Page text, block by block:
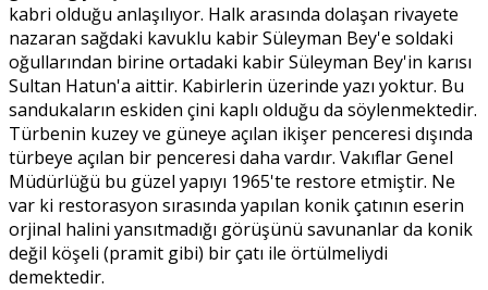
kabri olduğu anlaşılıyor. Halk arasında dolaşan rivayete
nazaran sağdaki kavuklu kabir Süleyman Bey'e soldaki
oğullarından birine ortadaki kabir Süleyman Bey'in karısı
Sultan Hatun'a aittir. Kabirlerin üzerinde yazı yoktur. Bu
sandukaların eskiden çini kaplı olduğu da söylenmektedir.
Türbenin kuzey ve güneye açılan ikişer penceresi dışında
türbeye açılan bir penceresi daha vardır. Vakıflar Genel
Müdürlüğü bu güzel yapıyı 1965'te restore etmiştir. Ne
var ki restorasyon sırasında yapılan konik çatının eserin
orjinal halini yansıtmadığı görüşünü savunanlar da konik
değil köşeli (pramit gibi) bir çatı ile örtülmeliydi
demektedir.